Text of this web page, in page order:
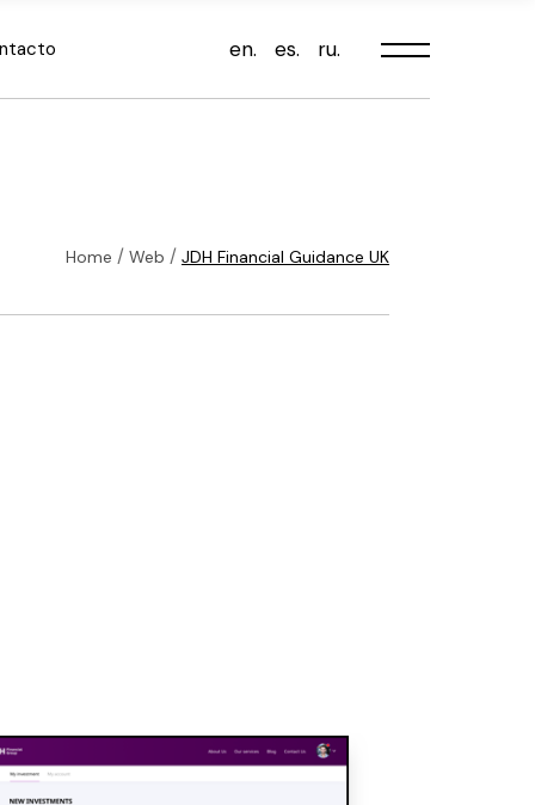
en. es. ru.
Home Web JDH Financial Guidance UK